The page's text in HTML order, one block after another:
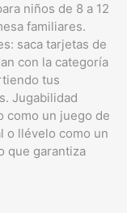
niños de 8 a 12
familiares.
saca tarjetas de
con la categoría
tus
Jugabilidad
como un juego de
o llévelo como un
que garantiza